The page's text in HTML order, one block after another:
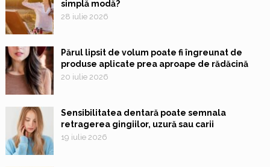
simplă modă?
28 iulie 2026
Părul lipsit de volum poate fi îngreunat de
produse aplicate prea aproape de rădăcină
20 iulie 2026
Sensibilitatea dentară poate semnala
retragerea gingiilor, uzură sau carii
19 iulie 2026